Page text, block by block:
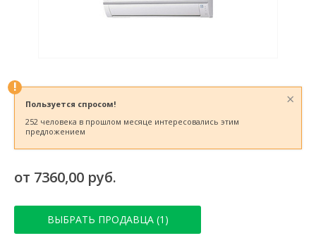
!
×
Пользуется спросом!
252 человека в прошлом месяце интересовались этим
предложением
от 7360,00 руб.
ВЫБРАТЬ ПРОДАВЦА (1)